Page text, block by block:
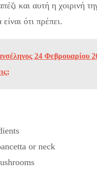
και αυτή η χοιρινή
ότι πρέπει.
24 Φεβρουαρίου
or neck